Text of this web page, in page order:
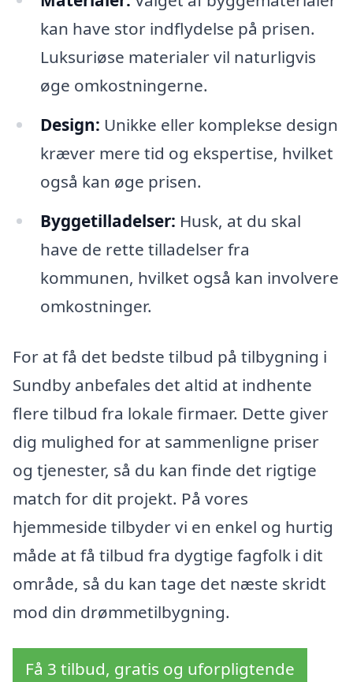
kan have stor indflydelse på prisen.
Luksuriøse materialer vil naturligvis
øge omkostningerne.
Design: Unikke eller komplekse design
kræver mere tid og ekspertise, hvilket
også kan øge prisen.
Byggetilladelser: Husk, at du skal
have de rette tilladelser fra
kommunen, hvilket også kan involvere
omkostninger.
For at få det bedste tilbud på tilbygning i
Sundby anbefales det altid at indhente
flere tilbud fra lokale firmaer. Dette giver
dig mulighed for at sammenligne priser
og tjenester, så du kan finde det rigtige
match for dit projekt. På vores
hjemmeside tilbyder vi en enkel og hurtig
måde at få tilbud fra dygtige fagfolk i dit
område, så du kan tage det næste skridt
mod din drømmetilbygning.
Få 3 tilbud, gratis og uforpligtende